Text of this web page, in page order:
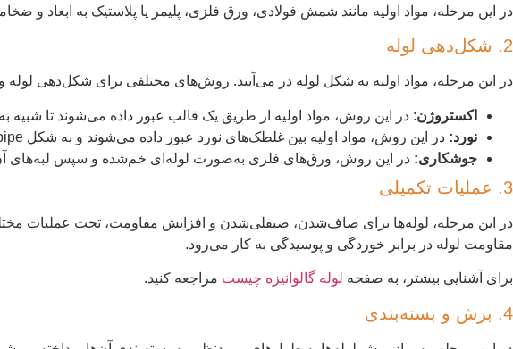
در این مرحله، مواد اولیه مانند شمش فولادی، ورق فلزی، پلیمر یا پلاستیک به ابعاد و
2. شکل‌دهی لوله
در این مرحله، مواد اولیه به شکل لوله در می‌آیند. روش‌های مختلفی برای شکل‌دهی لوله
اکستروژن: در این روش، مواد اولیه از طریق یک قالب عبور داده می‌شوند تا شبیه
نورد: در این روش، مواد اولیه بین غلطک‌های نورد عبور داده می‌شوند و به شکل pipe در می‌آیند.
جوشکاری: در این روش، ورق‌های فلزی به‌صورت لوله‌ای خم‌شده و سپس لبه‌های
3. عملیات تکمیلی
در این مرحله، لوله‌ها برای صاف‌شدن، صیقلی‌شدن و افزایش مقاومت، تحت عملیات
مقاومت لوله در برابر خوردگی و پوسیدگی به کار می‌رود.
برای آشنایی بیشتر، به صفحه لوله گالوانیزه چیست مراجعه کنید.
4. برش و بسته‌بندی